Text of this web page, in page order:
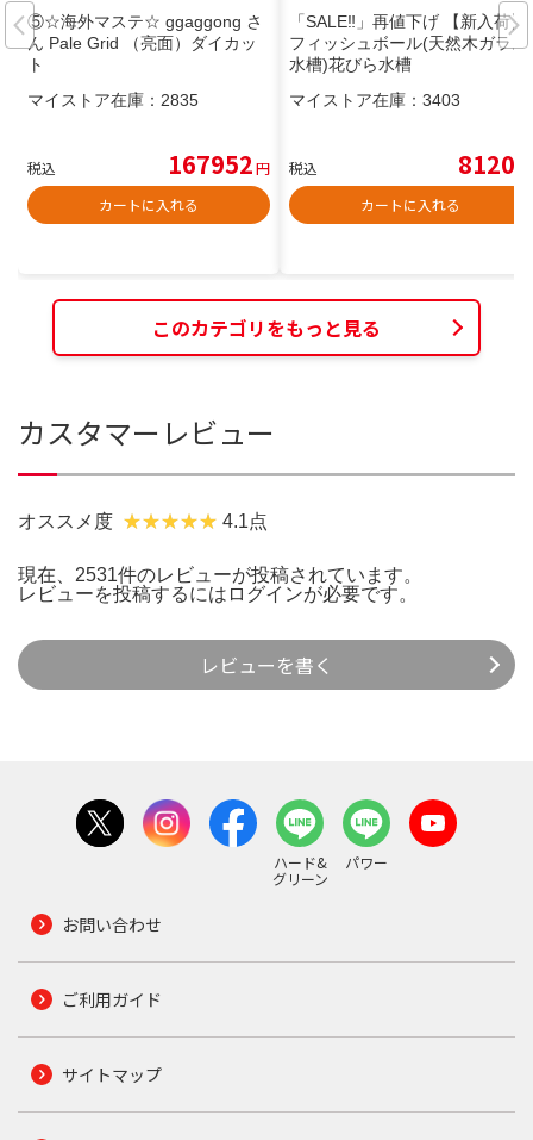
⑤☆海外マステ☆ ggaggong さ
ん Pale Grid （亮面）ダイカッ
ト
マイストア在庫： 2835
税込 167952円
カートに入れる
「SALE‼️」再値下げ 【新入荷】
フィッシュボール(天然木ガラス
水槽)花びら水槽
マイストア在庫： 3403
税込 8120
カートに入れる
このカテゴリをもっと見る
カスタマーレビュー
オススメ度 4.1点
現在、2531件のレビューが投稿されています。
レビューを投稿するには ログインが必要です。
レビューを書く
ハード&
グリーン
パワー
お問い合わせ
ご利用ガイド
サイトマップ